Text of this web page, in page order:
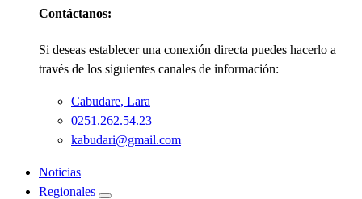
Contáctanos:
Si deseas establecer una conexión directa puedes hacerlo a
través de los siguientes canales de información:
Cabudare, Lara
0251.262.54.23
kabudari@gmail.com
Noticias
Regionales